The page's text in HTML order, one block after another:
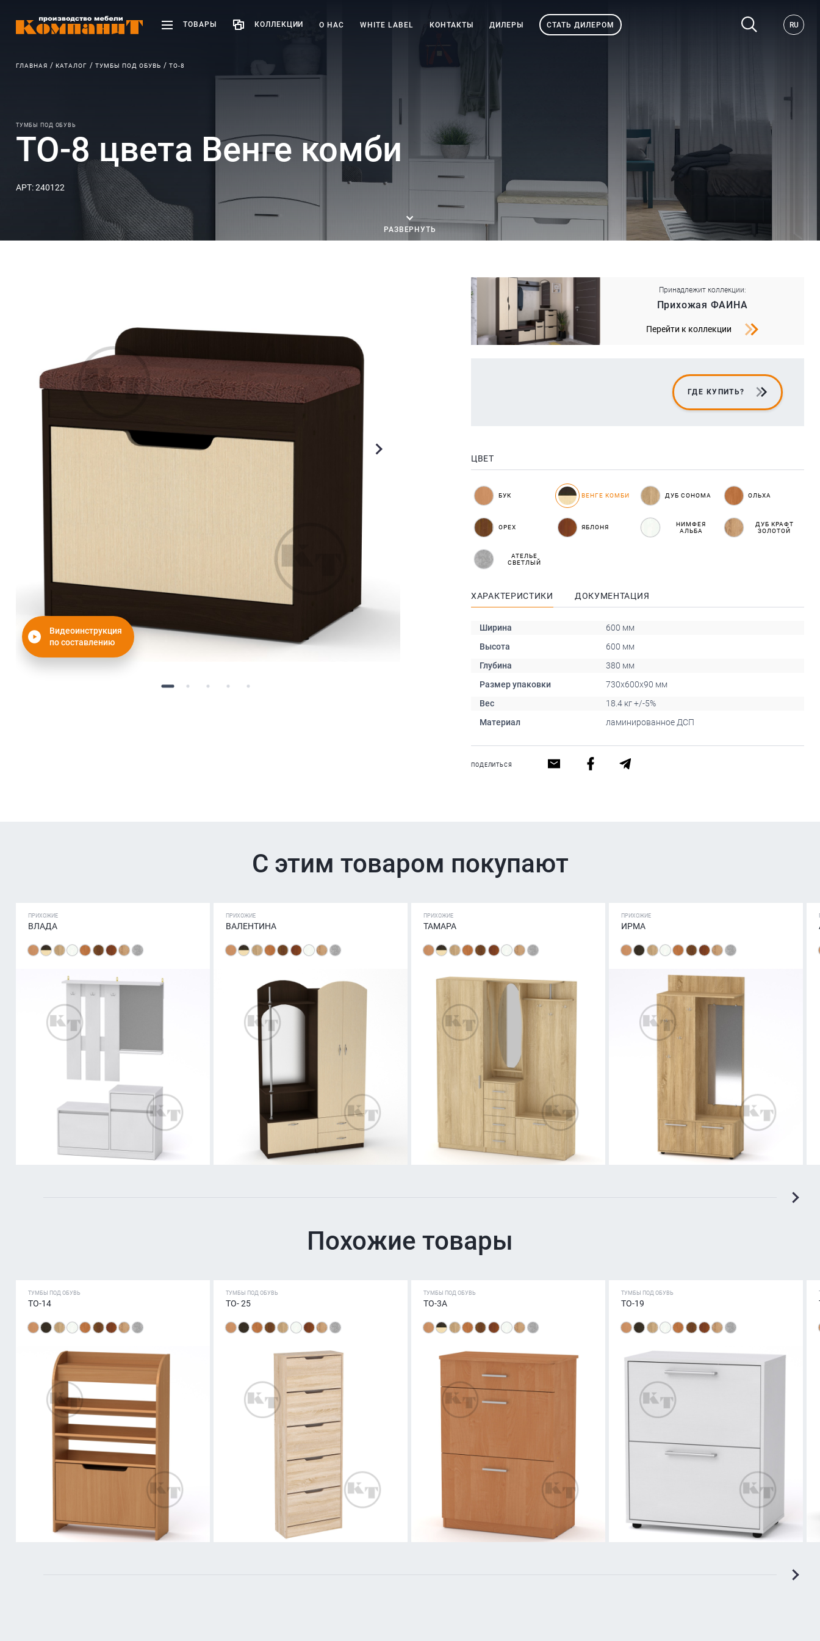
ТОВАРЫ КОЛЛЕКЦИИ О НАС WHITE LABEL КОНТАКТЫ ДИЛЕРЫ СТАТЬ ДИЛЕРОМ RU
ГЛАВНАЯ КАТАЛОГ ТУМБЫ ПОД ОБУВЬ ТО-8
ТУМБЫ ПОД ОБУВЬ
ТО-8 цвета Венге комби
АРТ: 240122
РАЗВЕРНУТЬ
Видеоинструкция
по составлению
Принадлежит коллекции:
Прихожая ФАИНА
Перейти к коллекции
ГДЕ КУПИТЬ?
ЦВЕТ
БУК ВЕНГЕ КОМБИ ДУБ СОНОМА ОЛЬХА
ОРЕХ ЯБЛОНЯ
НИМФЕЯ
АЛЬБА
ДУБ КРАФТ
ЗОЛОТОЙ
АТЕЛЬЕ
СВЕТЛЫЙ
ХАРАКТЕРИСТИКИ ДОКУМЕНТАЦИЯ
Ширина
600 мм
Высота
600 мм
Глубина
380 мм
Размер упаковки
730x600x90 мм
Вес
18.4 кг +/-5%
Материал
ламинированное ДСП
ПОДЕЛИТЬСЯ
С этим товаром покупают
ПРИХОЖИЕ
ВЛАДА
ПРИХОЖИЕ
ВАЛЕНТИНА
ПРИХОЖИЕ
ТАМАРА
ПРИХОЖИЕ
ИРМА
Похожие товары
ТУМБЫ ПОД ОБУВЬ
ТО-14
ТУМБЫ ПОД ОБУВЬ
ТО- 25
ТУМБЫ ПОД ОБУВЬ
ТО-3А
ТУМБЫ ПОД ОБУВЬ
ТО-19